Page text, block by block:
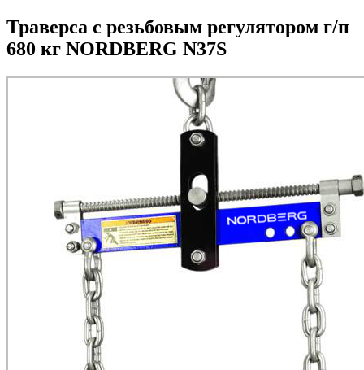
Траверса с резьбовым регулятором г/п
680 кг NORDBERG N37S